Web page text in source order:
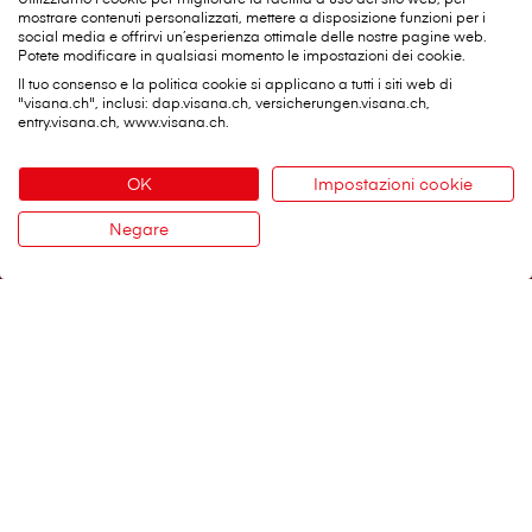
A proposito di V⁠i⁠s⁠a⁠n⁠a
V⁠i⁠s⁠a⁠n⁠a in breve
Jobs
Media
mostrare contenuti personalizzati, mettere a disposizione funzioni per i
social media e offrirvi un’esperienza ottimale delle nostre pagine web.
Potete modificare in qualsiasi momento le impostazioni dei cookie.
Il tuo consenso e la politica cookie si applicano a tutti i siti web di
"visana.ch", inclusi: dap.visana.ch, versicherungen.visana.ch,
entry.visana.ch, www.visana.ch.
OK
Impostazioni cookie
Negare